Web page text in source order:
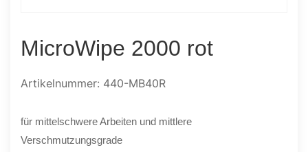
MicroWipe 2000 rot
Artikelnummer: 440-MB40R
für mittelschwere Arbeiten und mittlere
Verschmutzungsgrade